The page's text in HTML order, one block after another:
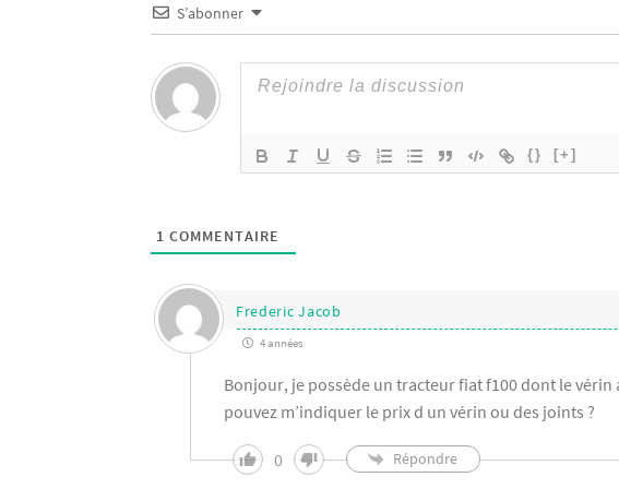
S’abonner
{} [+]
1 COMMENTAIRE
Frederic Jacob
4 années
Bonjour, je possède un tracteur fiat f100 dont le
pouvez m’indiquer le prix d un vérin ou des joints ?
0 Répondre